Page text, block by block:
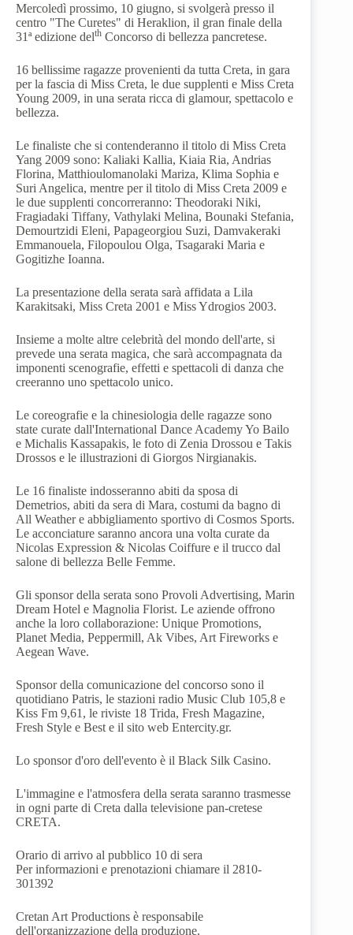
Mercoledì prossimo, 10 giugno, si svolgerà presso il
centro "The Curetes" di Heraklion, il gran finale della
31ª edizione delth Concorso di bellezza pancretese.
16 bellissime ragazze provenienti da tutta Creta, in gara
per la fascia di Miss Creta, le due supplenti e Miss Creta
Young 2009, in una serata ricca di glamour, spettacolo e
bellezza.
Le finaliste che si contenderanno il titolo di Miss Creta
Yang 2009 sono: Kaliaki Kallia, Kiaia Ria, Andrias
Florina, Matthioulomanolaki Mariza, Klima Sophia e
Suri Angelica, mentre per il titolo di Miss Creta 2009 e
le due supplenti concorreranno: Theodoraki Niki,
Fragiadaki Tiffany, Vathylaki Melina, Bounaki Stefania,
Demourtzidi Eleni, Papageorgiou Suzi, Damvakeraki
Emmanouela, Filopoulou Olga, Tsagaraki Maria e
Gogitizhe Ioanna.
La presentazione della serata sarà affidata a Lila
Karakitsaki, Miss Creta 2001 e Miss Ydrogios 2003.
Insieme a molte altre celebrità del mondo dell'arte, si
prevede una serata magica, che sarà accompagnata da
imponenti scenografie, effetti e spettacoli di danza che
creeranno uno spettacolo unico.
Le coreografie e la chinesiologia delle ragazze sono
state curate dall'International Dance Academy Yo Bailo
e Michalis Kassapakis, le foto di Zenia Drossou e Takis
Drossos e le illustrazioni di Giorgos Nirgianakis.
Le 16 finaliste indosseranno abiti da sposa di
Demetrios, abiti da sera di Mara, costumi da bagno di
All Weather e abbigliamento sportivo di Cosmos Sports.
Le acconciature saranno ancora una volta curate da
Nicolas Expression & Nicolas Coiffure e il trucco dal
salone di bellezza Belle Femme.
Gli sponsor della serata sono Provoli Advertising, Marin
Dream Hotel e Magnolia Florist. Le aziende offrono
anche la loro collaborazione: Unique Promotions,
Planet Media, Peppermill, Ak Vibes, Art Fireworks e
Aegean Wave.
Sponsor della comunicazione del concorso sono il
quotidiano Patris, le stazioni radio Music Club 105,8 e
Kiss Fm 9,61, le riviste 18 Trida, Fresh Magazine,
Fresh Style e Best e il sito web Entercity.gr.
Lo sponsor d'oro dell'evento è il Black Silk Casino.
L'immagine e l'atmosfera della serata saranno trasmesse
in ogni parte di Creta dalla televisione pan-cretese
CRETA.
Orario di arrivo al pubblico 10 di sera
Per informazioni e prenotazioni chiamare il 2810-
301392
Cretan Art Productions è responsabile
dell'organizzazione della produzione.